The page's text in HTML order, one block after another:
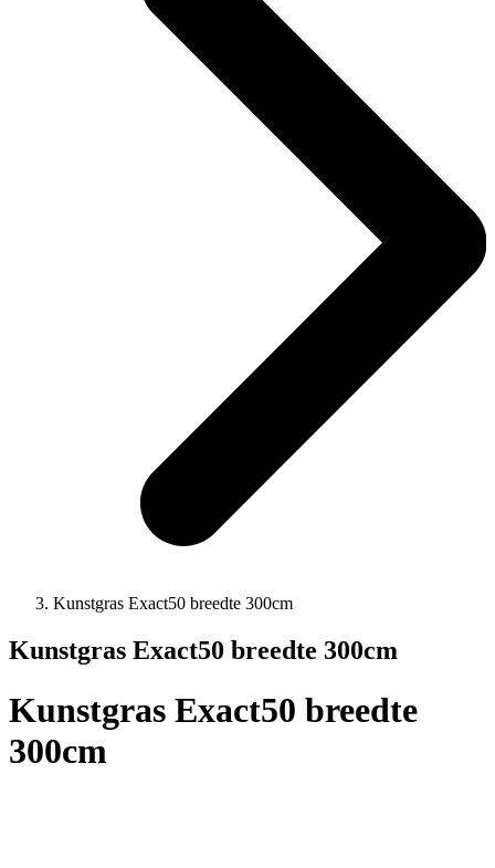
Kunstgras Exact50 breedte 300cm
Kunstgras Exact50 breedte 300cm
Kunstgras Exact50 breedte
300cm